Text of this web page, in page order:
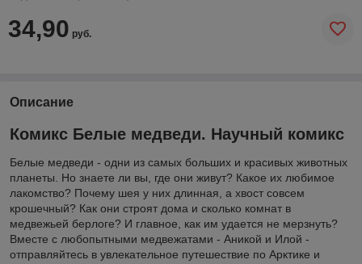
34,90 руб.
Описание
Комикс Белые медведи. Научный комикс
Белые медведи - одни из самых больших и красивых животных
планеты. Но знаете ли вы, где они живут? Какое их любимое
лакомство? Почему шея у них длинная, а хвост совсем
крошечный? Как они строят дома и сколько комнат в
медвежьей берлоге? И главное, как им удается не мерзнуть?
Вместе с любопытными медвежатами - Аникой и Илой -
отправляйтесь в увлекательное путешествие по Арктике и